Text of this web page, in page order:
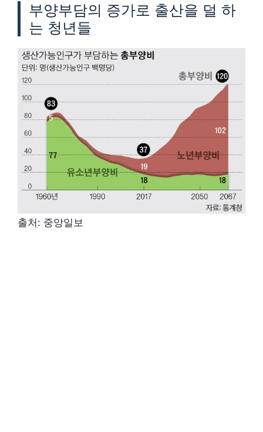
부양부담의 증가로 출산을 덜 하
는 청년들
출처: 중앙일보